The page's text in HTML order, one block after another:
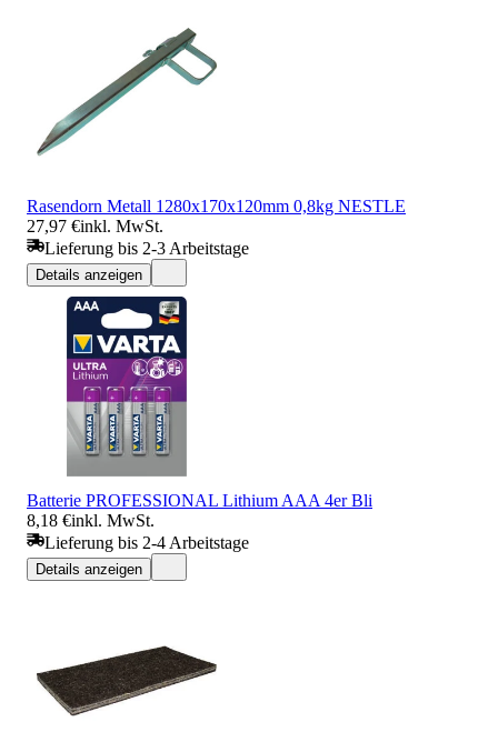
Rasendorn Metall 1280x170x120mm 0,8kg NESTLE
27,97 €inkl. MwSt.
Lieferung bis 2-3 Arbeitstage
Details anzeigen
Batterie PROFESSIONAL Lithium AAA 4er Bli
8,18 €inkl. MwSt.
Lieferung bis 2-4 Arbeitstage
Details anzeigen